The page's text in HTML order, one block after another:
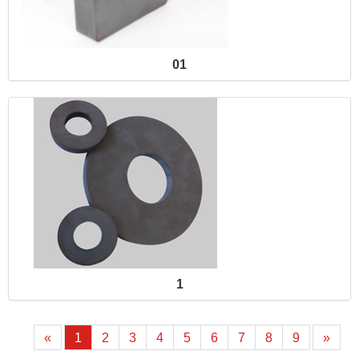
01
1
« 1 2 3 4 5 6 7 8 9 »